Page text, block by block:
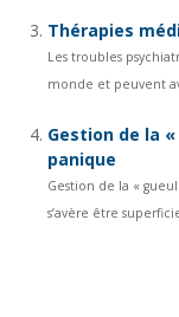
Thérapies
Les troubles
monde et peuvent
Gestion de la
panique
Gestion de la «
s’avère être